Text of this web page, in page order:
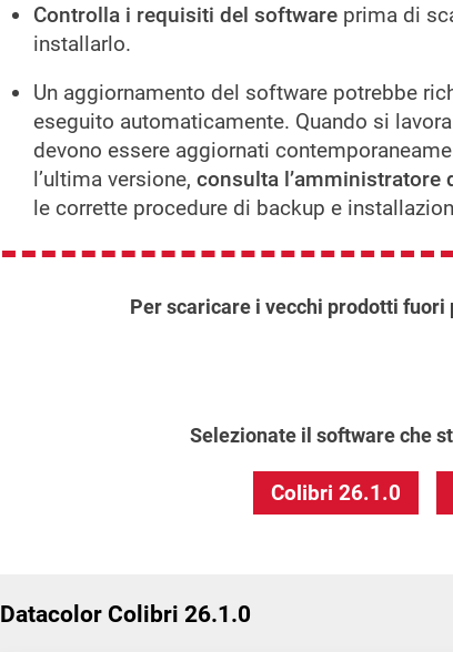
Controlla i requisiti del software prima di
installarlo.
Un aggiornamento del software potrebbe
eseguito automaticamente. Quando si
devono essere aggiornati
l’ultima versione,consulta l’amministratore
le corrette procedure di backup e
Per scaricare i vecchi prodotti fuori
Selezionate il software che
Colibri 26.1.0
Datacolor Colibri 26.1.0